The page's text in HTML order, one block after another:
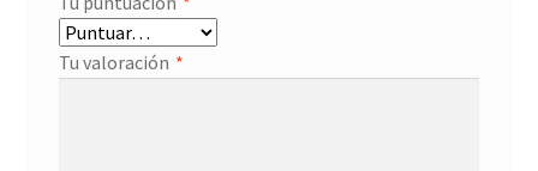
Tu valoración *